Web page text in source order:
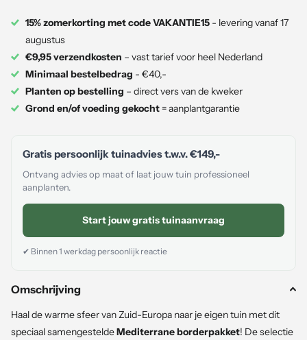
15% zomerkorting met code VAKANTIE15 - levering vanaf 17
augustus
€9,95 verzendkosten – vast tarief voor heel Nederland
Minimaal bestelbedrag - €40,-
Planten op bestelling – direct vers van de kweker
Grond en/of voeding gekocht= aanplantgarantie
Gratis persoonlijk tuinadvies t.w.v.€149,-
Ontvang advies op maat of laat jouw tuin professioneel
aanplanten.
Start jouw gratis tuinaanvraag
✔ Binnen 1 werkdag persoonlijk reactie
Omschrijving
Haal de warme sfeer van Zuid-Europa naar je eigen tuin met dit
speciaal samengesteldeMediterrane borderpakket! De selectie